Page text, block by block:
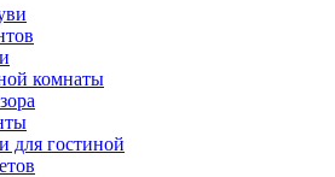
комнаты
для гостиной